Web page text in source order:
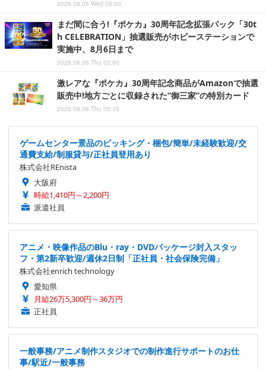
2026.08.05 Wed 05:00
まだ間に合う!『ポケカ』30周年記念拡張パック「30t
h CELEBRATION」抽選販売がホビーステーションで
実施中、8月6日まで
2026.08.06 Thu 03:00
激レアな『ポケカ』30周年記念商品がAmazonで抽選
販売中!地方ごとに収録された“御三家”の特別カード
2026.08.06 Thu 05:15
ゲームセンター景品のピッキング・梱包/簡単/未経験歓迎/交
通費支給/制服貸与/正社員登用あり
株式会社REnista
大阪府
時給1,410円～2,200円
派遣社員
アニメ・映像作品のBlu・ray・DVDパッケージ封入スタッ
フ・第2新卒歓迎/週休2日制「正社員・社会保険完備」
株式会社enrich technology
愛知県
月給26万5,300円～36万円
正社員
一般事務/アニメ制作スタジオでの制作進行サポートのお仕
事/駅近/一般事務